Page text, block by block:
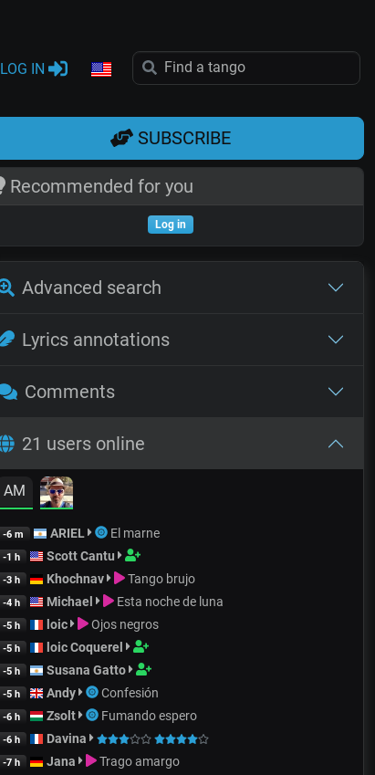
LOG IN
SUBSCRIBE
Recommended for you
Log in
Advanced search
Lyrics annotations
Comments
21 users online
AM
-6 m ARIEL El marne
-1 h Scott Cantu
-3 h Khochnav Tango brujo
-4 h Michael Esta noche de luna
-5 h loic Ojos negros
-5 h loic Coquerel
-5 h Susana Gatto
-5 h Andy Confesión
-6 h Zsolt Fumando espero
-6 h Davina
-7 h Jana Trago amargo